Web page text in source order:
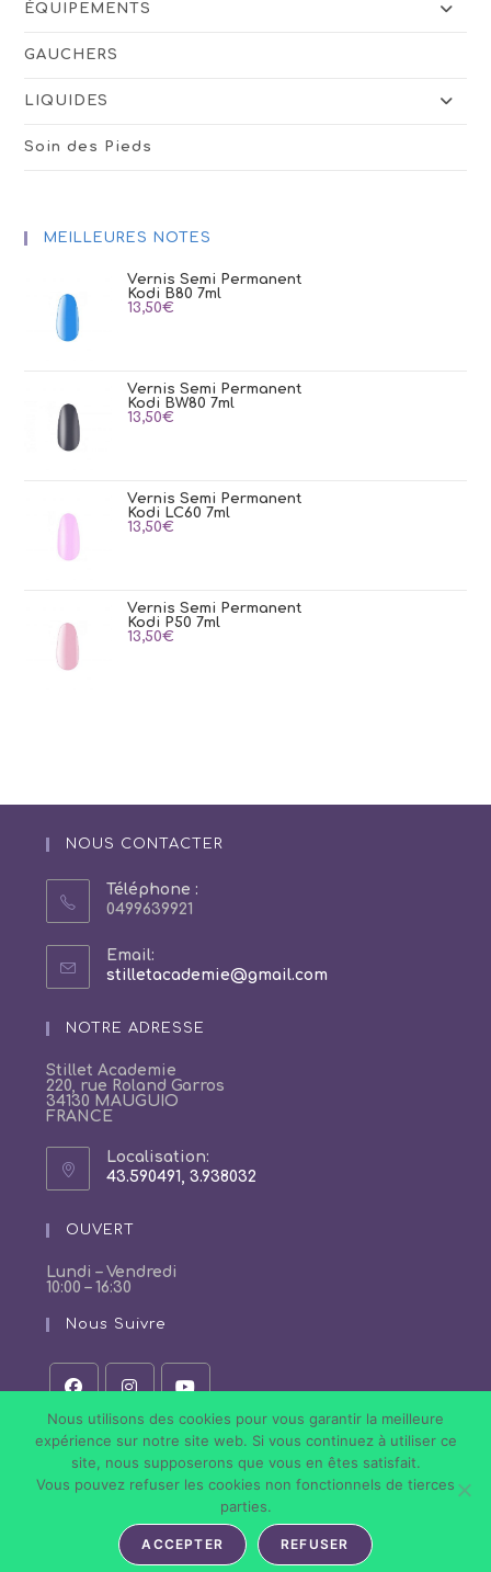
ÉQUIPEMENTS
GAUCHERS
LIQUIDES
Soin des Pieds
MEILLEURES NOTES
Vernis Semi Permanent
Kodi B80 7ml
13,50€
Vernis Semi Permanent
Kodi BW80 7ml
13,50€
Vernis Semi Permanent
Kodi LC60 7ml
13,50€
Vernis Semi Permanent
Kodi P50 7ml
13,50€
NOUS CONTACTER
Téléphone :
0499639921
Email:
stilletacademie@gmail.comS’ouvre
NOTRE ADRESSE
Stillet Academie
220, rue Roland Garros
34130 MAUGUIO
FRANCE
Localisation:
43.590491, 3.938032
un
nouvel
OUVERT
Lundi – Vendredi
10:00 – 16:30
Nous Suivre
S’ouvre
dans
un
nouvel
onglet
S’ouvre
un
nouvel
onglet
S’ouvre
dans
un
nouvel
onglet
Conditions Générales de Vente
Mentions légales
Tous droits réservés © 2026 Nail Art Store
Nous utilisons des cookies pour vous garantir la meilleure
expérience sur notre site web. Si vous continuez à utiliser ce
site, nous supposerons que vous en êtes satisfait.
Vous pouvez refuser les cookies non fonctionnels de tierces
parties.
ACCEPTER REFUSER